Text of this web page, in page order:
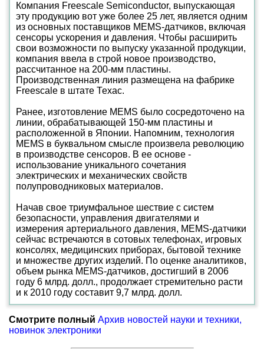
Компания Freescale Semiconductor, выпускающая
эту продукцию вот уже более 25 лет, является одним
из основных поставщиков MEMS-датчиков, включая
сенсоры ускорения и давления. Чтобы расширить
свои возможности по выпуску указанной продукции,
компания ввела в строй новое производство,
рассчитанное на 200-мм пластины.
Производственная линия размещена на фабрике
Freescale в штате Техас.
Ранее, изготовление MEMS было сосредоточено на
линии, обрабатывающей 150-мм пластины и
расположенной в Японии. Напомним, технология
MEMS в буквальном смысле произвела революцию
в производстве сенсоров. В ее основе -
использование уникального сочетания
электрических и механических свойств
полупроводниковых материалов.
Начав свое триумфальное шествие с систем
безопасности, управления двигателями и
измерения артериального давления, MEMS-датчики
сейчас встречаются в сотовых телефонах, игровых
консолях, медицинских приборах, бытовой технике
и множестве других изделий. По оценке аналитиков,
объем рынка MEMS-датчиков, достигший в 2006
году 6 млрд. долл., продолжает стремительно расти
и к 2010 году составит 9,7 млрд. долл.
Смотрите полный Архив новостей науки и техники,
новинок электроники